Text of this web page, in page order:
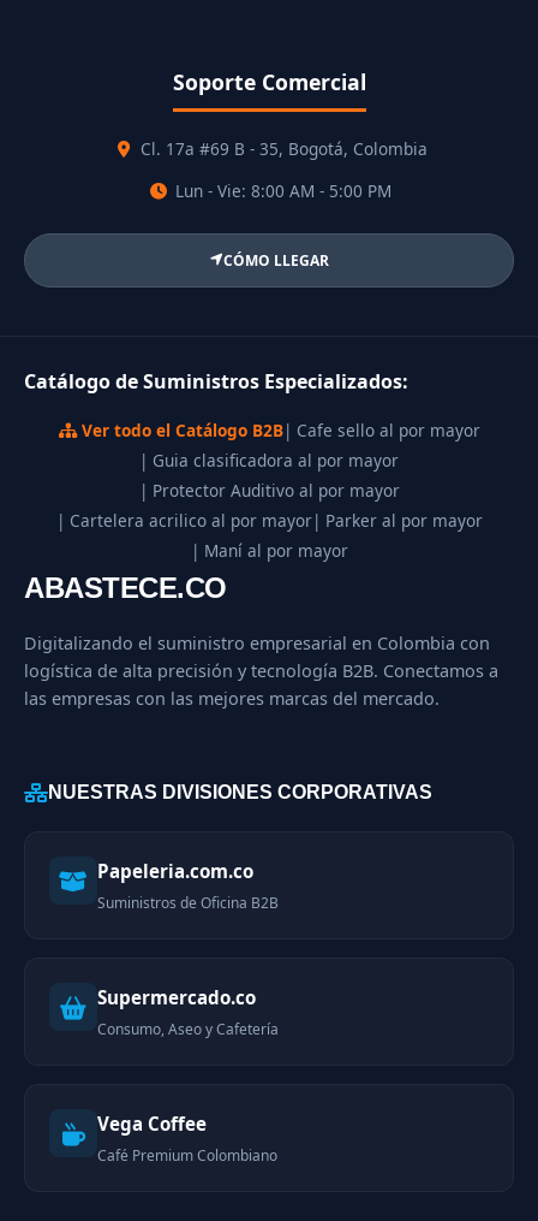
Soporte Comercial
Cl. 17a #69 B - 35, Bogotá, Colombia
Lun - Vie: 8:00 AM - 5:00 PM
CÓMO LLEGAR
Catálogo de Suministros Especializados:
Ver todo el Catálogo B2B| Cafe sello al por mayor
| Guia clasificadora al por mayor
| Protector Auditivo al por mayor
| Cartelera acrilico al por mayor| Parker al por mayor
| Maní al por mayor
ABASTECE.CO
Digitalizando el suministro empresarial en Colombia con
logística de alta precisión y tecnología B2B. Conectamos a
las empresas con las mejores marcas del mercado.
NUESTRAS DIVISIONES CORPORATIVAS
Papeleria.com.co
Suministros de Oficina B2B
Supermercado.co
Consumo, Aseo y Cafetería
Vega Coffee
Café Premium Colombiano